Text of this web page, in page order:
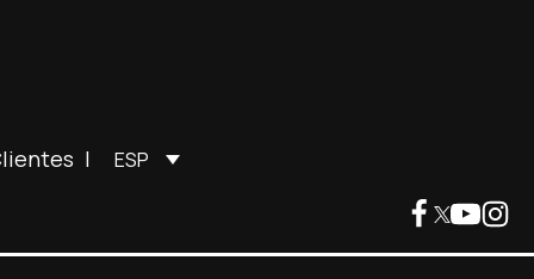
| ESP